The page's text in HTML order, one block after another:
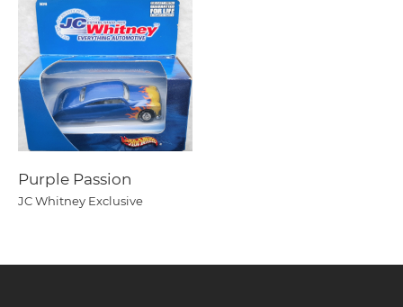
Purple Passion
JC Whitney Exclusive